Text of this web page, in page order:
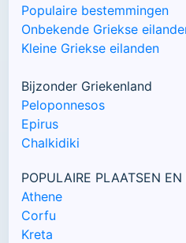
Populaire bestemmingen
Onbekende Griekse
Kleine Griekse eilanden
Bijzonder Griekenland
Peloponnesos
Epirus
Chalkidiki
POPULAIRE PLAATSEN
Athene
Corfu
Kreta